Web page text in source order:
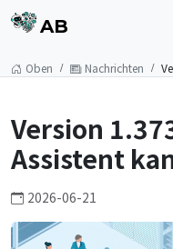
AB
Oben Nachrichten
Version
Assistent
2026-06-21